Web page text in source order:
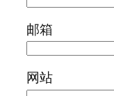
邮箱
网站